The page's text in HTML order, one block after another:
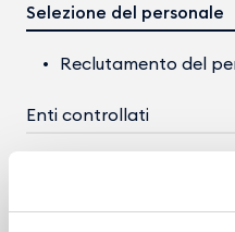
Selezione del personale
Reclutamento del
Enti controllati
Controlli sulle imprese